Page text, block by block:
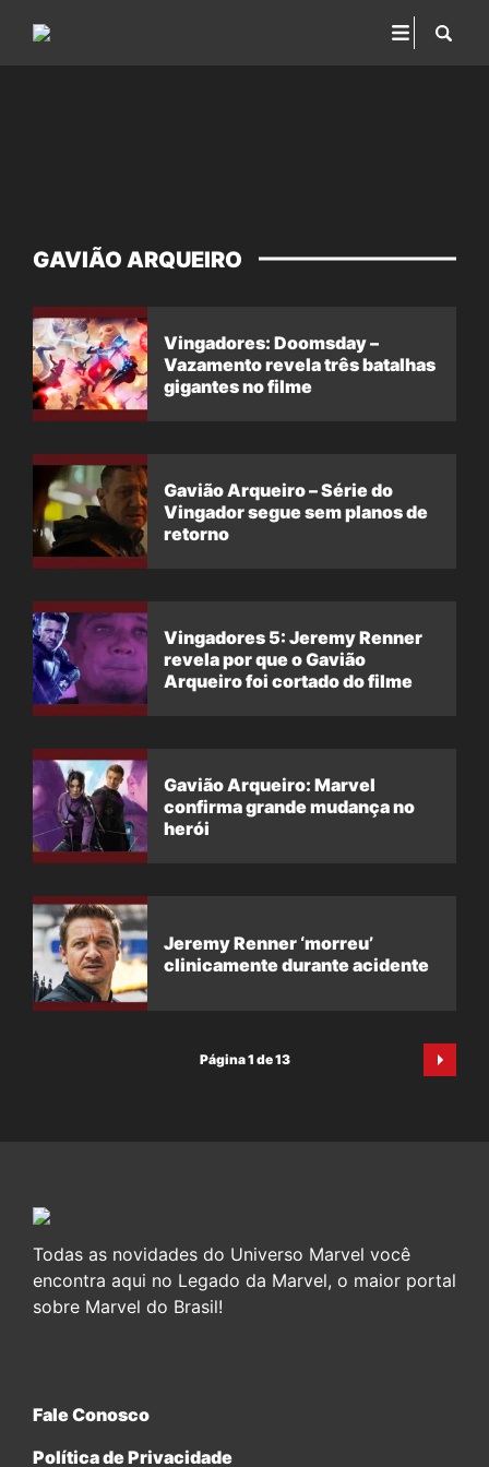
GAVIÃO ARQUEIRO
Vingadores: Doomsday –
Vazamento revela três batalhas
gigantes no filme
Gavião Arqueiro – Série do
Vingador segue sem planos de
retorno
Vingadores 5: Jeremy Renner
revela por que o Gavião
Arqueiro foi cortado do filme
Gavião Arqueiro: Marvel
confirma grande mudança no
herói
Jeremy Renner ‘morreu’
clinicamente durante acidente
Página 1 de 13
Todas as novidades do Universo Marvel você
encontra aqui no Legado da Marvel, o maior portal
sobre Marvel do Brasil!
Fale Conosco
Política de Privacidade